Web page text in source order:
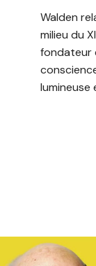
Walden
milieu du
fondateur
lumineuse